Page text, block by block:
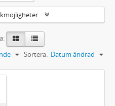
Sortera: Datum ändrad